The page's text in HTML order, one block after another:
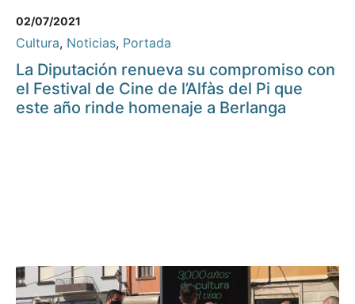
02/07/2021
Cultura, Noticias, Portada
La Diputación renueva su compromiso con
el Festival de Cine de l’Alfàs del Pi que
este año rinde homenaje a Berlanga